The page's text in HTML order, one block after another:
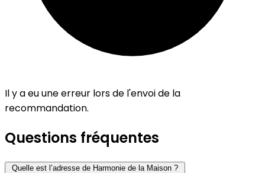
Il y a eu une erreur lors de l'envoi de la
recommandation.
Questions fréquentes
Quelle est l’adresse de Harmonie de la Maison ?